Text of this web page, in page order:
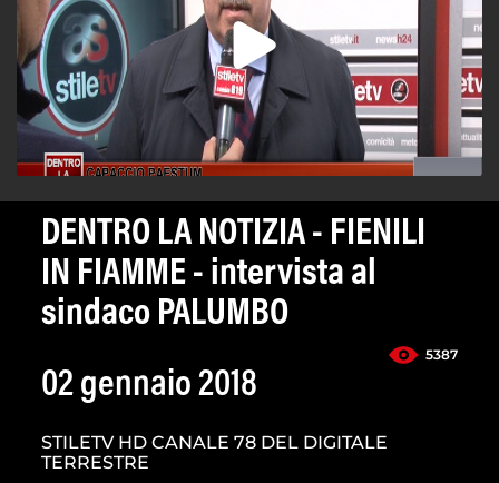
DENTRO LA NOTIZIA - FIENILI
IN FIAMME - intervista al
sindaco PALUMBO
5387
02 gennaio 2018
STILETV HD CANALE 78 DEL DIGITALE
TERRESTRE